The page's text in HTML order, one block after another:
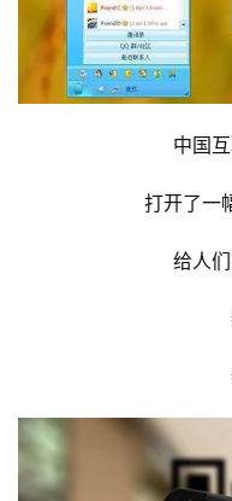
中国
打开了一
给人